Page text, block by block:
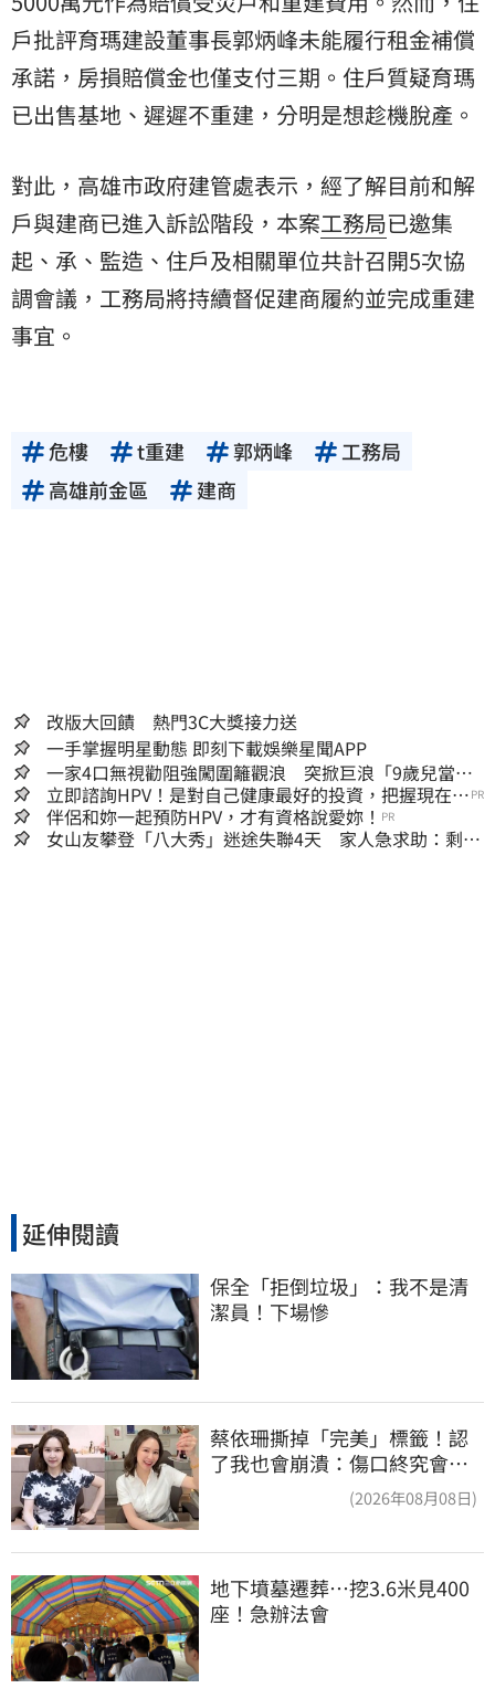
戶批評育瑪建設董事長郭炳峰未能履行租金補償
承諾，房損賠償金也僅支付三期。住戶質疑育瑪
已出售基地、遲遲不重建，分明是想趁機脫產。
對此，高雄市政府建管處表示，經了解目前和解
戶與建商已進入訴訟階段，本案工務局已邀集
起、承、監造、住戶及相關單位共計召開5次協
調會議，工務局將持續督促建商履約並完成重建
事宜。
危樓 t重建 郭炳峰
工務局
高雄前金區
建商
改版大回饋 熱門3C大獎接力送
一手掌握明星動態 即刻下載娛樂星聞APP
一家4口無視勸阻強闖圍籬觀浪 突掀巨浪「9歲兒當場
遭捲入海」
立即諮詢HPV！是對自己健康最好的投資，把握現在不
嫌晚！
PR
伴侶和妳一起預防HPV，才有資格說愛妳！ PR
女山友攀登「八大秀」迷途失聯4天 家人急求助：剩我
延伸閱讀
保全「拒倒垃圾」：我不是清
潔員！下場慘
蔡依珊撕掉「完美」標籤！認
了我也會崩潰：傷口終究會癒
(2026年08月08日)
地下墳墓遷葬…挖3.6米見400
座！急辦法會